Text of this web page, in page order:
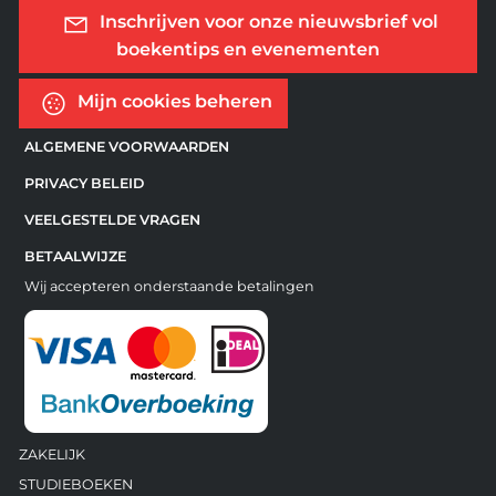
Inschrijven voor onze nieuwsbrief vol
boekentips en evenementen
Mijn cookies beheren
ALGEMENE VOORWAARDEN
PRIVACY BELEID
VEELGESTELDE VRAGEN
BETAALWIJZE
Wij accepteren onderstaande betalingen
ZAKELIJK
STUDIEBOEKEN